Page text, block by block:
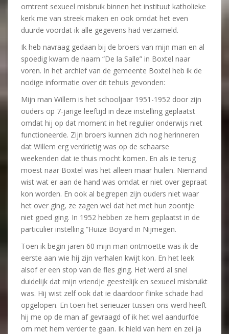
omtrent sexueel misbruik binnen het instituut katholieke
kerk me van streek maken en ook omdat het even
duurde voordat ik alle gegevens had verzameld.
Ik heb navraag gedaan bij de broers van mijn man en al
spoedig kwam de naam “De la Salle” in Boxtel naar
voren. In het archief van de gemeente Boxtel heb ik de
nodige informatie over dit tehuis gevonden:
Mijn man Willem is het schooljaar 1951-1952 door zijn
ouders op 7-jarige leeftijd in deze instelling geplaatst
omdat hij op dat moment in het regulier onderwijs niet
functioneerde. Zijn broers kunnen zich nog herinneren
dat Willem erg verdrietig was op de schaarse
weekenden dat ie thuis mocht komen. En als ie terug
moest naar Boxtel was het alleen maar huilen. Niemand
wist wat er aan de hand was omdat er niet over gepraat
kon worden. En ook al begrepen zijn ouders niet waar
het over ging, ze zagen wel dat het met hun zoontje
niet goed ging. In 1952 hebben ze hem geplaatst in de
particulier instelling “Huize Boyard in Nijmegen.
Toen ik begin jaren 60 mijn man ontmoette was ik de
eerste aan wie hij zijn verhalen kwijt kon. En het leek
alsof er een stop van de fles ging. Het werd al snel
duidelijk dat mijn vriendje geestelijk en sexueel misbruikt
was. Hij wist zelf ook dat ie daardoor flinke schade had
opgelopen. En toen het serieuzer tussen ons werd heeft
hij me op de man af gevraagd of ik het wel aandurfde
om met hem verder te gaan. Ik hield van hem en zei ja